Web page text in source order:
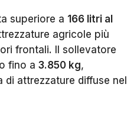
superiore a 166 litri al
agricole più
frontali. Il sollevatore
fino a 3.850 kg,
attrezzature diffuse nel